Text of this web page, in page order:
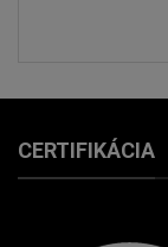
CERTIFIKÁCIA